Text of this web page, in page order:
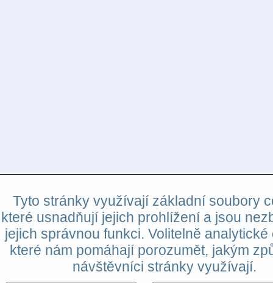
Tyto stránky využívají základní soubory
které usnadňují jejich prohlížení a jsou
jejich správnou funkci. Volitelně analytické
které nám pomáhají porozumět, jakým
návštěvníci stránky využívají.